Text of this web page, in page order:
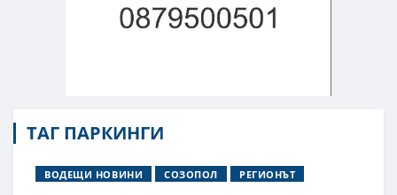
ТАГ ПАРКИНГИ
ВОДЕЩИ НОВИНИ СОЗОПОЛ РЕГИОНЪТ